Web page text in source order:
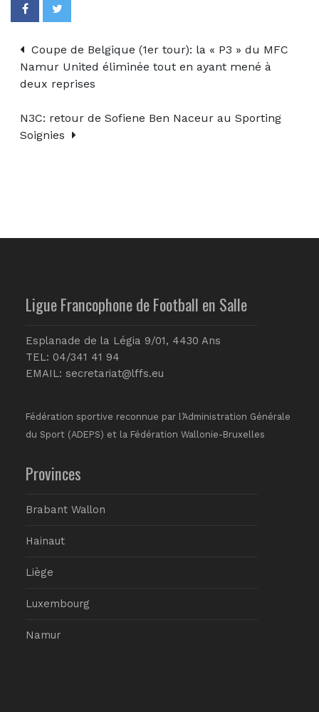
Coupe de Belgique (1er tour): la « P3 » du MFC
Namur United éliminée tout en ayant mené à
deux reprises
N3C: retour de Sofiene Ben Naceur au Sporting
Soignies
Ligue Francophone de Football en Salle
Esplanade de la Légia 9/01, 4430 Ans
TEL: 04/341 41 94
EMAIL: secretariat@lffs.eu
Fédération sportive reconnue par l’Administration Générale
du Sport (ADEPS) et la Fédération Wallonie-Bruxelles
Provinces
Brabant Wallon
Hainaut
Liège
Luxembourg
Namur